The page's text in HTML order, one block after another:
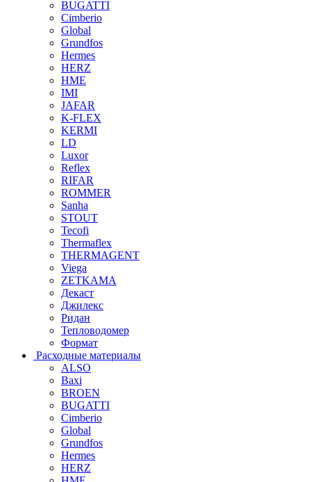
BUGATTI
Cimberio
Global
Grundfos
Hermes
HERZ
HME
IMI
JAFAR
K-FLEX
KERMI
LD
Luxor
Reflex
RIFAR
ROMMER
Sanha
STOUT
Tecofi
Thermaflex
THERMAGENT
Viega
ZETKAMA
Декаст
Джилекс
Ридан
Тепловодомер
Формат
Расходные материалы
ALSO
Baxi
BROEN
BUGATTI
Cimberio
Global
Grundfos
Hermes
HERZ